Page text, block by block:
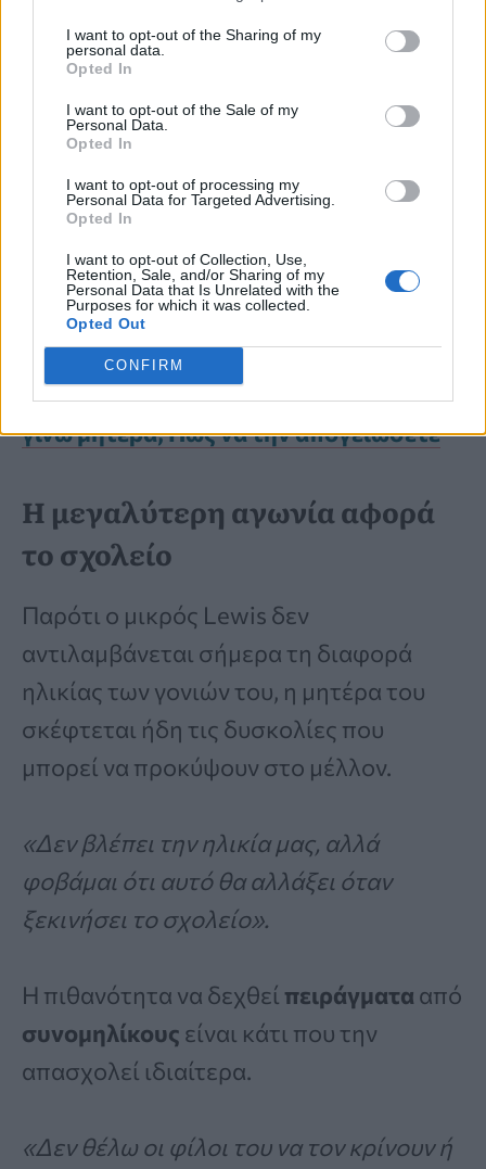
I want to opt-out of the Sharing of my
personal data.
Opted In
I want to opt-out of the Sale of my
Personal Data.
Opted In
I want to opt-out of processing my
Personal Data for Targeted Advertising.
Opted In
I want to opt-out of Collection, Use,
Retention, Sale, and/or Sharing of my
Personal Data that Is Unrelated with the
Purposes for which it was collected.
Opted Out
CONFIRM
Η ίδια παραδέχεται ότι δεν είναι εύκολο
αγνώστους, ωστόσο πολλές φορές
μια πολύ επώδυνη και προσωπική
ιστορία με αγνώστους».
Κινδυνεύει η ερωτική ζωή μου όταν
γίνω μητέρα; Πώς να την απογειώσετε
Η μεγαλύτερη αγωνία αφορά
το σχολείο
Παρότι ο μικρός Lewis δεν
αντιλαμβάνεται σήμερα τη διαφορά
ηλικίας των γονιών του, η μητέρα του
σκέφτεται ήδη τις δυσκολίες που
μπορεί να προκύψουν στο μέλλον.
«Δεν βλέπει την ηλικία μας, αλλά
φοβάμαι ότι αυτό θα αλλάξει όταν
ξεκινήσει το σχολείο».
Η πιθανότητα να δεχθεί πειράγματα από
συνομηλίκους είναι κάτι που την
απασχολεί ιδιαίτερα.
«Δεν θέλω οι φίλοι του να τον κρίνουν ή